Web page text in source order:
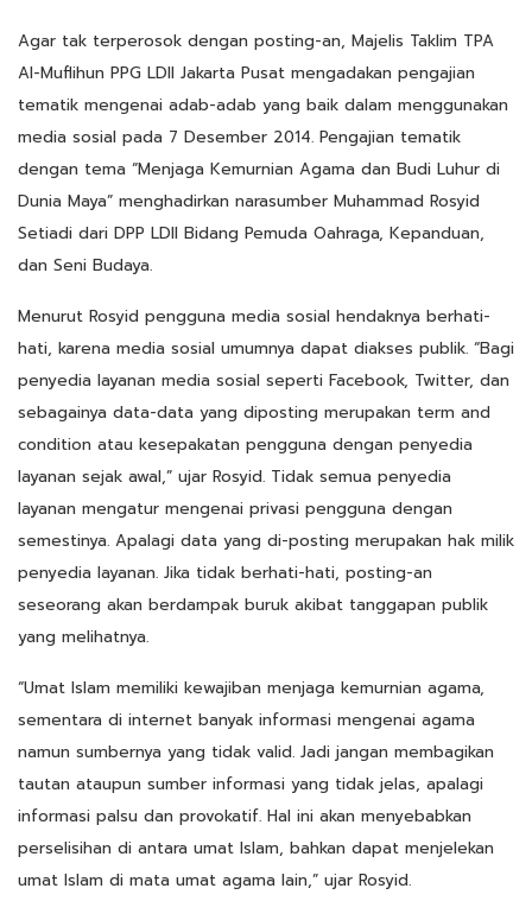
Agar tak terperosok dengan posting-an, Majelis Taklim TPA
Al-Muflihun PPG LDII Jakarta Pusat mengadakan pengajian
tematik mengenai adab-adab yang baik dalam menggunakan
media sosial pada 7 Desember 2014. Pengajian tematik
dengan tema “Menjaga Kemurnian Agama dan Budi Luhur di
Dunia Maya” menghadirkan narasumber Muhammad Rosyid
Setiadi dari DPP LDII Bidang Pemuda Oahraga, Kepanduan,
dan Seni Budaya.
Menurut Rosyid pengguna media sosial hendaknya berhati-
hati, karena media sosial umumnya dapat diakses publik. “Bagi
penyedia layanan media sosial seperti Facebook, Twitter, dan
sebagainya data-data yang diposting merupakan term and
condition atau kesepakatan pengguna dengan penyedia
layanan sejak awal,” ujar Rosyid. Tidak semua penyedia
layanan mengatur mengenai privasi pengguna dengan
semestinya. Apalagi data yang di-posting merupakan hak milik
penyedia layanan. Jika tidak berhati-hati, posting-an
seseorang akan berdampak buruk akibat tanggapan publik
yang melihatnya.
“Umat Islam memiliki kewajiban menjaga kemurnian agama,
sementara di internet banyak informasi mengenai agama
namun sumbernya yang tidak valid. Jadi jangan membagikan
tautan ataupun sumber informasi yang tidak jelas, apalagi
informasi palsu dan provokatif. Hal ini akan menyebabkan
perselisihan di antara umat Islam, bahkan dapat menjelekan
umat Islam di mata umat agama lain,” ujar Rosyid.